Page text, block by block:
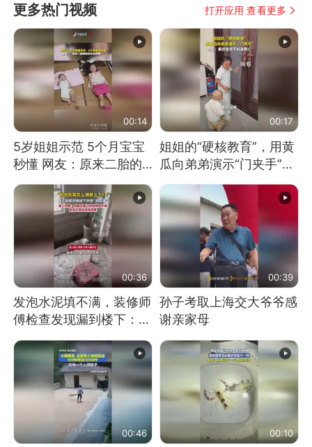
更多热门视频 打开应用 查看更多
00:14
5岁姐姐示范 5个月宝宝
秒懂 网友：原来二胎的
快乐长这样
00:17
姐姐的“硬核教育”，用黄
瓜向弟弟演示“门夹手”，
网友：果然言传不如身
教！
00:36
发泡水泥填不满，装修师
傅检查发现漏到楼下：出
风口未延伸到外墙
00:39
孙子考取上海交大爷爷感
谢亲家母
00:46 00:10